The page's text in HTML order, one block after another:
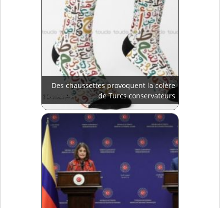
Des chaussettes provoquent la colère
de Turcs conservateurs